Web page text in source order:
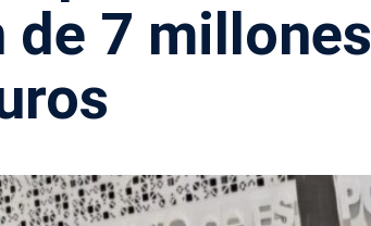
7 millones